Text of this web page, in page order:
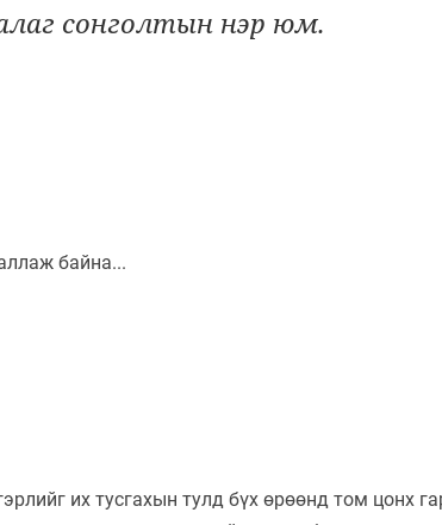
сонголтын нэр юм.
их тусгахын тулд бүх өрөөнд том цонх